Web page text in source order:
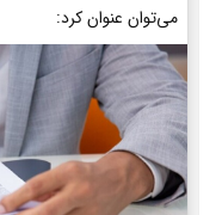
می‌توان عنوان کرد: